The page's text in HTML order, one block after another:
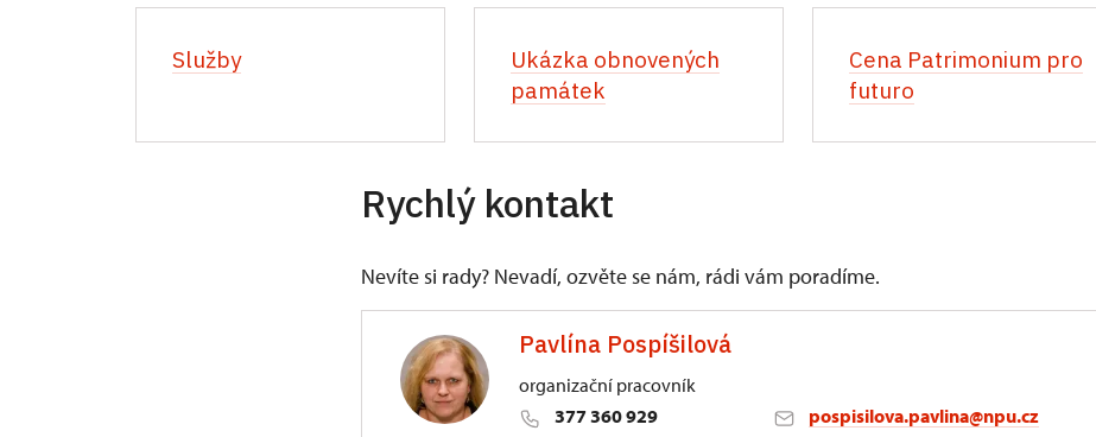
Služby
Ukázka obnovených
památek
Cena Patrimonium pro
futuro
Rychlý kontakt
Nevíte si rady? Nevadí, ozvěte se nám, rádi vám poradíme.
Pavlína Pospíšilová
organizační pracovník
377 360 929
pospisilova.pavlina@npu.cz